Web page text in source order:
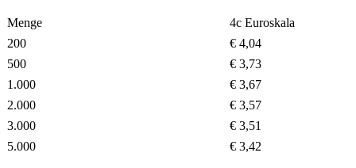
Menge
4c Euroskala
200
€ 4,04
500
€ 3,73
1.000
€ 3,67
2.000
€ 3,57
3.000
€ 3,51
5.000
€ 3,42